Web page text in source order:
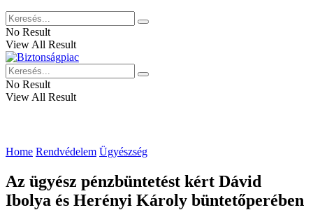
No Result
View All Result
No Result
View All Result
Home Rendvédelem Ügyészség
Az ügyész pénzbüntetést kért Dávid
Ibolya és Herényi Károly büntetőperében